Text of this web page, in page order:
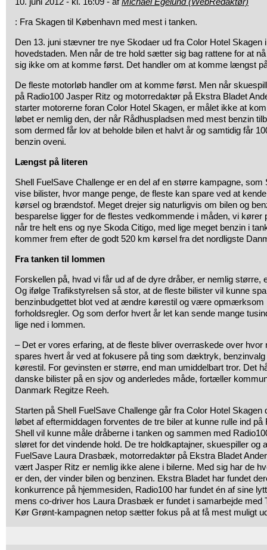
: Fra Skagen til København med mest i tanken.
Den 13. juni stævner tre nye Skodaer ud fra Color Hotel Skagen
hovedstaden. Men når de tre hold sætter sig bag rattene for at
sig ikke om at komme først. Det handler om at komme længst
De fleste motorløb handler om at komme først. Men når
på Radio100 Jasper Ritz og motorredaktør på Ekstra Bladet
starter motorerne foran Color Hotel Skagen, er målet ikke at
løbet er nemlig den, der når Rådhuspladsen med mest benzin
som dermed får lov at beholde bilen et halvt år og samtidig får
benzin oveni.
Længst på literen
Shell FuelSave Challenge er en del af en større kampagne,
vise bilister, hvor mange penge, de fleste kan spare ved at
kørsel og brændstof. Meget drejer sig naturligvis om bilen og
besparelse ligger for de flestes vedkommende i måden, vi kører
når tre helt ens og nye Skoda Citigo, med lige meget benzin i
kommer frem efter de godt 520 km kørsel fra det nordligste
Fra tanken til lommen
Forskellen på, hvad vi får ud af de dyre dråber, er nemlig større,
Og ifølge Trafikstyrelsen så stor, at de fleste bilister vil kunne
benzinbudgettet blot ved at ændre kørestil og være opmærksom
forholdsregler. Og som derfor hvert år let kan sende mange
lige ned i lommen.
– Det er vores erfaring, at de fleste bliver overraskede over hvor
spares hvert år ved at fokusere på ting som dæktryk,
kørestil. For gevinsten er større, end man umiddelbart tror. Det
danske bilister på en sjov og anderledes måde, fortæller
Danmark Regitze Reeh.
Starten på Shell FuelSave Challenge går fra Color Hotel Skagen
løbet af eftermiddagen forventes de tre biler at kunne rulle ind
Shell vil kunne måle dråberne i tanken og sammen med
sløret for det vindende hold. De tre holdkaptajner, skuespiller og
FuelSave Laura Drasbæk, motorredaktør på Ekstra Bladet
vært Jasper Ritz er nemlig ikke alene i bilerne. Med sig har de
er den, der vinder bilen og benzinen. Ekstra Bladet har fundet
konkurrence på hjemmesiden, Radio100 har fundet én af sine
mens co-driver hos Laura Drasbæk er fundet i samarbejde med
Kør Grønt-kampagnen netop sætter fokus på at få mest muligt